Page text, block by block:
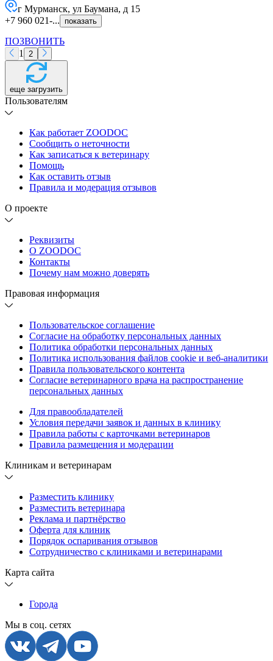
г Мурманск, ул Баумана, д 15
+7 960 021-...
показать
ПОЗВОНИТЬ
1
2
еще загрузить
Пользователям
Как работает ZOODOC
Сообщить о неточности
Как записаться к ветеринару
Помощь
Как оставить отзыв
Правила и модерация отзывов
О проекте
Реквизиты
О ZOODOC
Контакты
Почему нам можно доверять
Правовая информация
Пользовательское соглашение
Согласие на обработку персональных данных
Политика обработки персональных данных
Политика использования файлов cookie и веб-аналитики
Правила пользовательского контента
Согласие ветеринарного врача на распространение
персональных данных
Для правообладателей
Условия передачи заявок и данных в клинику
Правила работы с карточками ветеринаров
Правила размещения и модерации
Клиникам и ветеринарам
Разместить клинику
Разместить ветеринара
Реклама и партнёрство
Оферта для клиник
Порядок оспаривания отзывов
Сотрудничество с клиниками и ветеринарами
Карта сайта
Города
Мы в соц. сетях